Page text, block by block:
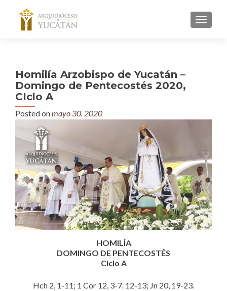
MENU
Homilía Arzobispo de Yucatán –
Domingo de Pentecostés 2020,
CIclo A
Posted onmayo 30, 2020
HOMILÍA
DOMINGO DE PENTECOSTÉS
Ciclo A
Hch 2, 1-11; 1 Cor 12, 3-7. 12-13; Jn 20, 19-23.